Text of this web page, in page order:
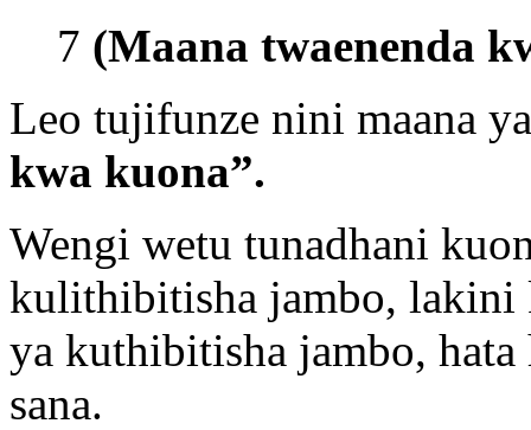
7 (Maana twaenenda
Leo tujifunze nini maana
kwa kuona”.
Wengi wetu tunadhani
kulithibitisha jambo, lakini
ya kuthibitisha jambo,
sana.